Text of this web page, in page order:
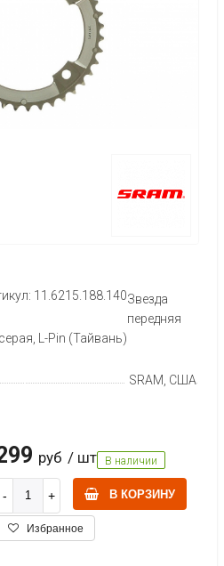
11.6215.188.140Звезда
передняя
L-Pin (Тайвань)
SRAM, США
руб / шт В наличии
В КОРЗИНУ
Избранное